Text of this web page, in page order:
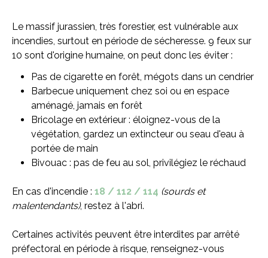
Le massif jurassien, très forestier, est vulnérable aux
incendies, surtout en période de sécheresse. 9 feux sur
10 sont d'origine humaine, on peut donc les éviter :
Pas de cigarette en forêt, mégots dans un cendrier
Barbecue uniquement chez soi ou en espace
aménagé, jamais en forêt
Bricolage en extérieur : éloignez-vous de la
végétation, gardez un extincteur ou seau d'eau à
portée de main
Bivouac : pas de feu au sol, privilégiez le réchaud
En cas d'incendie : 18 / 112 / 114 (sourds et
malentendants), restez à l'abri.
Certaines activités peuvent être interdites par arrêté
préfectoral en période à risque, renseignez-vous